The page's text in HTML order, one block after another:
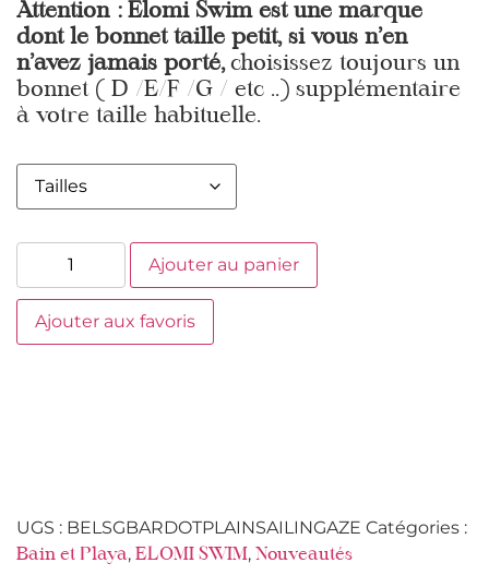
Attention : Elomi Swim est une marque
dont le bonnet taille petit, si vous n’en
n’avez jamais porté, choisissez toujours un
bonnet ( D /E/F /G / etc ..) supplémentaire
à votre taille habituelle.
Ajouter au panier
Ajouter aux favoris
UGS : BELSGBARDOTPLAINSAILINGAZE Catégories :
Bain et Playa, ELOMI SWIM, Nouveautés